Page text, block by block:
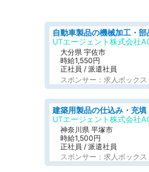
大分県 宇佐市
時給1,550円
正社員 / 派遣社員
スポンサー：求人ボックス
神奈川県 平塚市
時給1,500円
正社員 / 派遣社員
スポンサー：求人ボックス